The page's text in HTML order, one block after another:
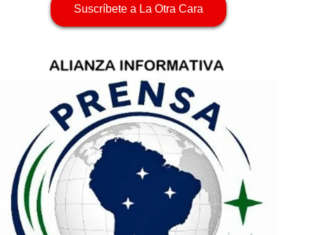
Suscríbete a La Otra Cara